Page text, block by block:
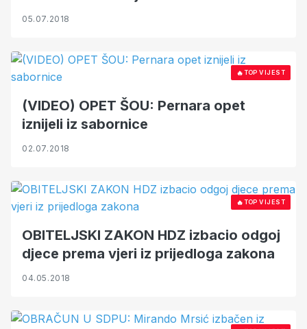
05.07.2018
🔥TOP VIJEST
(VIDEO) OPET ŠOU: Pernara opet
iznijeli iz sabornice
02.07.2018
🔥TOP VIJEST
OBITELJSKI ZAKON HDZ izbacio odgoj
djece prema vjeri iz prijedloga zakona
04.05.2018